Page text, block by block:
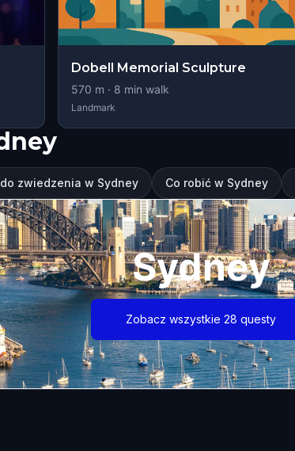
Dobell Memorial Sculpture
570 m · 8 min walk
Landmark
zwiedzenia w Sydney Co robić w Sydney
Sydney
Zobacz wszystkie 28 questy